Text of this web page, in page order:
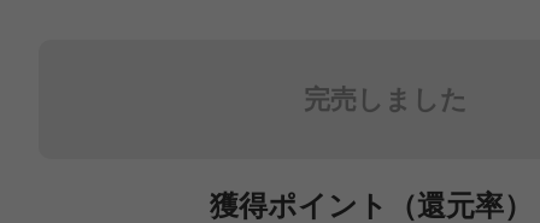
完売しました
獲得ポイント（還元率）